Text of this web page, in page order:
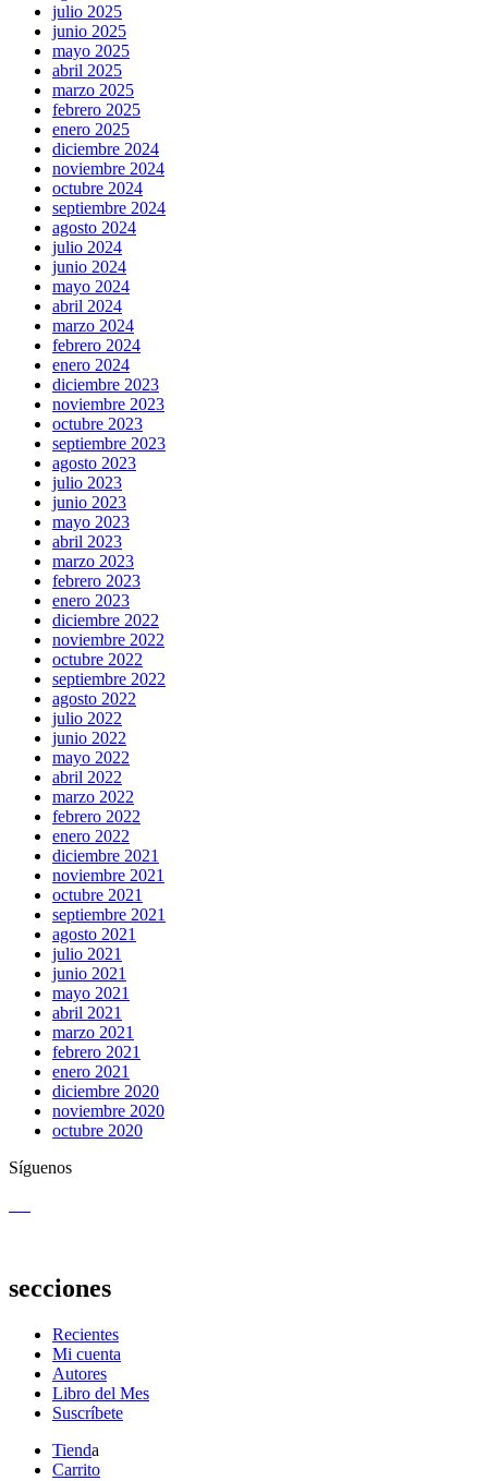
julio 2025
junio 2025
mayo 2025
abril 2025
marzo 2025
febrero 2025
enero 2025
diciembre 2024
noviembre 2024
octubre 2024
septiembre 2024
agosto 2024
julio 2024
junio 2024
mayo 2024
abril 2024
marzo 2024
febrero 2024
enero 2024
diciembre 2023
noviembre 2023
octubre 2023
septiembre 2023
agosto 2023
julio 2023
junio 2023
mayo 2023
abril 2023
marzo 2023
febrero 2023
enero 2023
diciembre 2022
noviembre 2022
octubre 2022
septiembre 2022
agosto 2022
julio 2022
junio 2022
mayo 2022
abril 2022
marzo 2022
febrero 2022
enero 2022
diciembre 2021
noviembre 2021
octubre 2021
septiembre 2021
agosto 2021
julio 2021
junio 2021
mayo 2021
abril 2021
marzo 2021
febrero 2021
enero 2021
diciembre 2020
noviembre 2020
octubre 2020
Síguenos
secciones
Recientes
Mi cuenta
Autores
Libro del Mes
Suscríbete
Tienda
Carrito